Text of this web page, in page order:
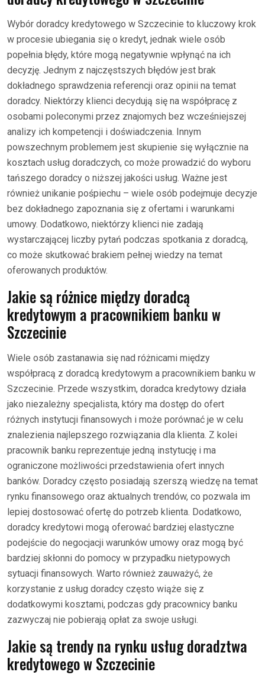
Wybór doradcy kredytowego w Szczecinie to kluczowy krok
w procesie ubiegania się o kredyt, jednak wiele osób
popełnia błędy, które mogą negatywnie wpłynąć na ich
decyzję. Jednym z najczęstszych błędów jest brak
dokładnego sprawdzenia referencji oraz opinii na temat
doradcy. Niektórzy klienci decydują się na współpracę z
osobami poleconymi przez znajomych bez wcześniejszej
analizy ich kompetencji i doświadczenia. Innym
powszechnym problemem jest skupienie się wyłącznie na
kosztach usług doradczych, co może prowadzić do wyboru
tańszego doradcy o niższej jakości usług. Ważne jest
również unikanie pośpiechu – wiele osób podejmuje decyzje
bez dokładnego zapoznania się z ofertami i warunkami
umowy. Dodatkowo, niektórzy klienci nie zadają
wystarczającej liczby pytań podczas spotkania z doradcą,
co może skutkować brakiem pełnej wiedzy na temat
oferowanych produktów.
Jakie są różnice między doradcą
kredytowym a pracownikiem banku w
Szczecinie
Wiele osób zastanawia się nad różnicami między
współpracą z doradcą kredytowym a pracownikiem banku w
Szczecinie. Przede wszystkim, doradca kredytowy działa
jako niezależny specjalista, który ma dostęp do ofert
różnych instytucji finansowych i może porównać je w celu
znalezienia najlepszego rozwiązania dla klienta. Z kolei
pracownik banku reprezentuje jedną instytucję i ma
ograniczone możliwości przedstawienia ofert innych
banków. Doradcy często posiadają szerszą wiedzę na temat
rynku finansowego oraz aktualnych trendów, co pozwala im
lepiej dostosować ofertę do potrzeb klienta. Dodatkowo,
doradcy kredytowi mogą oferować bardziej elastyczne
podejście do negocjacji warunków umowy oraz mogą być
bardziej skłonni do pomocy w przypadku nietypowych
sytuacji finansowych. Warto również zauważyć, że
korzystanie z usług doradcy często wiąże się z
dodatkowymi kosztami, podczas gdy pracownicy banku
zazwyczaj nie pobierają opłat za swoje usługi.
Jakie są trendy na rynku usług doradztwa
kredytowego w Szczecinie